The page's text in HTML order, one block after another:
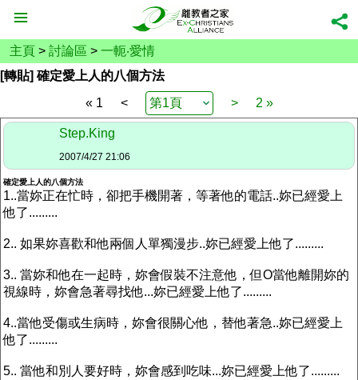
主頁 > 討論區 > 一軛‧愛情
[轉貼] 確定愛上人的八個方法
« 1
< > 2 »
Step.King
2007/4/27 21:06
確定愛上人的八個方法
1..當妳正在忙時，卻把手機開著，等著他的電話..妳已經愛上
他了.........
2.. 如果妳喜歡和他兩個人單獨漫步..妳已經愛上他了.........
3.. 當妳和他在一起時，妳會假裝不注意他，但O當他離開妳的
視線時，妳會急著尋找他...妳已經愛上他了.........
4..當他受傷或生病時，妳會很關心他，替他著急..妳已經愛上
他了.........
5.. 當他和別人要好時，妳會感到吃味...妳已經愛上他了.........